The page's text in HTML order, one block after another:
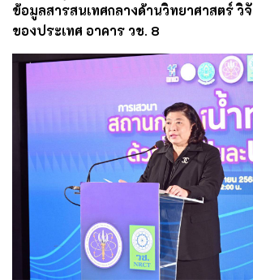
ข้อมูลสารสนเทศกลางด้านวิทยาศาสตร์ วิ
ของประเทศ อาคาร วช. 8